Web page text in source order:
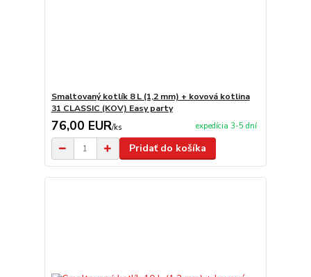
Smaltovaný kotlík 8 L (1,2 mm) + kovová kotlina
31 CLASSIC (KOV) Easy party
76,00 EUR/ks expedícia 3-5 dní
Pridať do košíka